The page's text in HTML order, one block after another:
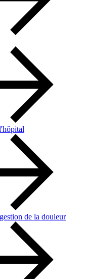
de la douleur